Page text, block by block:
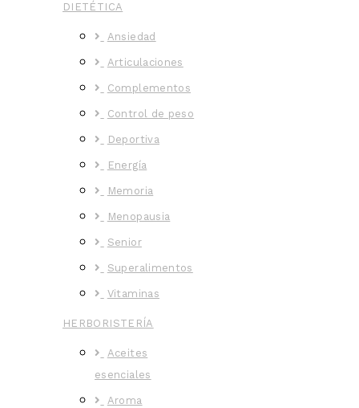
DIETÉTICA
Ansiedad
Articulaciones
Complementos
Control de peso
Deportiva
Energía
Memoria
Menopausia
Senior
Superalimentos
Vitaminas
HERBORISTERÍA
Aceites
esenciales
Aroma